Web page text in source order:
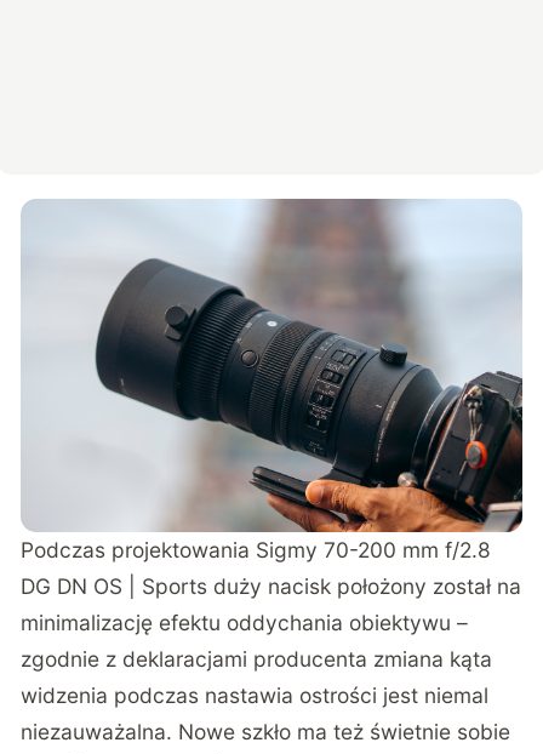
Podczas projektowania Sigmy 70-200 mm f/2.8
DG DN OS | Sports duży nacisk położony został na
minimalizację efektu oddychania obiektywu –
zgodnie z deklaracjami producenta zmiana kąta
widzenia podczas nastawia ostrości jest niemal
niezauważalna. Nowe szkło ma też świetnie sobie